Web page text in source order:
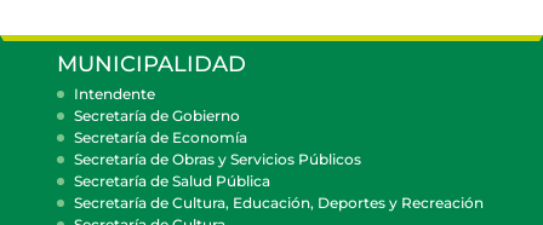
MUNICIPALIDAD
Intendente
Secretaría de Gobierno
Secretaría de Economía
Secretaría de Obras y Servicios Públicos
Secretaría de Salud Pública
Secretaría de Cultura, Educación, Deportes y Recreación